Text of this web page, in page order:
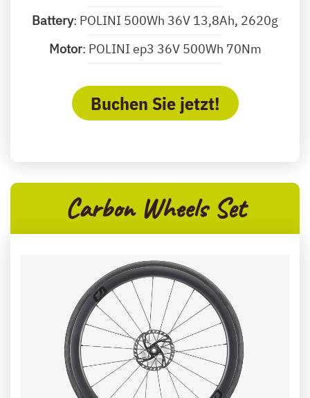
Battery: POLINI 500Wh 36V 13,8Ah, 2620g
Motor: POLINI ep3 36V 500Wh 70Nm
Buchen Sie jetzt!
Carbon Wheels Set